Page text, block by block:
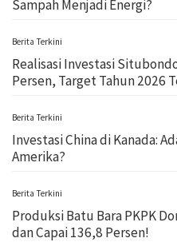
Sampah Menjadi Energi?
Berita Terkini
Realisasi Investasi
Persen, Target Tahun 2026
Berita Terkini
Investasi China di Kanada:
Amerika?
Berita Terkini
Produksi Batu Bara PKPK
dan Capai 136,8 Persen!